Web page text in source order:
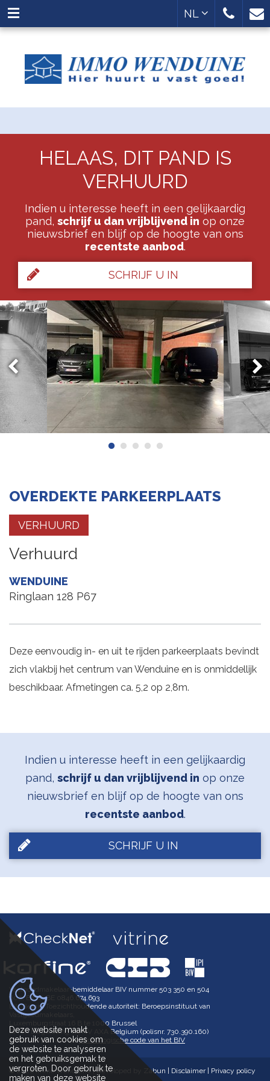
NL
HELAAS, DIT PAND IS
VERHUURD
Indien u interesse heeft in een gelijkaardig
pand, schrijf u dan vrijblijvend in op onze
nieuwsbrief en blijf op de hoogte van ons
recentste aanbod.
SCHRIJF U IN
OVERDEKTE PARKEERPLAATS
VERHUURD
Verhuurd
WENDUINE
Ringlaan 128 P67
Deze eenvoudig in- en uit te rijden parkeerplaats bevindt
zich vlakbij het centrum van Wenduine en is onmiddellijk
beschikbaar. Afmetingen ca. 5,2 op 2,8m.
Indien u interesse heeft in een gelijkaardig
pand, schrijf u dan vrijblijvend in op onze
nieuwsbrief en blijf op de hoogte van ons
recentste aanbod.
SCHRIJF U IN
Vastgoedmakelaar-bemiddelaar BIV nummer 503 350 en 504
602, BTW-BE 0846.674.693
BIV België Toezichthoudende autoriteit: Beroepsinstituut van
Vastgoedmakelaars,
Luxemburgstraat 16 B te 1000 Brussel
BA en borgstelling via NV AXA Belgium (polisnr. 730.390.160)
Onderworpen aan dedeontologische code van het BIV
© 2026 Immo Wenduine |Developed by Zabun Disclaimer| Privacy policy
Deze website maakt
gebruik van cookies om
de website te analyseren
en het gebruiksgemak te
vergroten. Door gebruik te
maken van deze website